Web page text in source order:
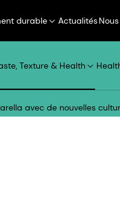
durable Actualités
Texture & Health
avec de nouvelles